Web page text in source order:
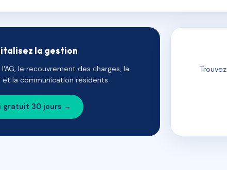
la gestion
le recouvrement des charges, la
et la communication résidents.
gratuit 30 jours →